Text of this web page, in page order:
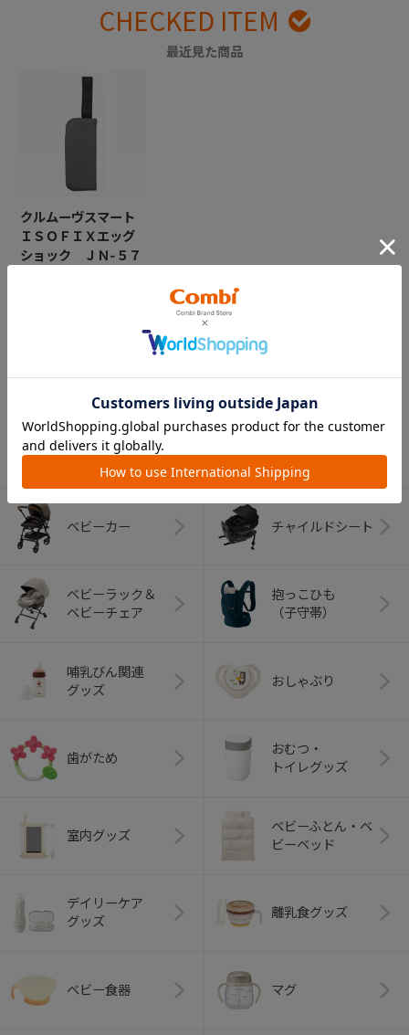
CHECKED ITEM
最近見た商品
クルムーヴスマート
ＩＳＯＦＩＸエッグ
ショック ＪＮ-５７
CATEGORY
カテゴリー
（コンビ）
ベビーカー チャイルドシート
ベビーラック＆
ベビーチェア
抱っこひも
（子守帯）
哺乳びん関連
グッズ
おしゃぶり
歯がため
おむつ・
トイレグッズ
室内グッズ
ベビーふとん・ベ
ビーベッド
デイリーケア
グッズ
離乳食グッズ
ベビー食器 マグ